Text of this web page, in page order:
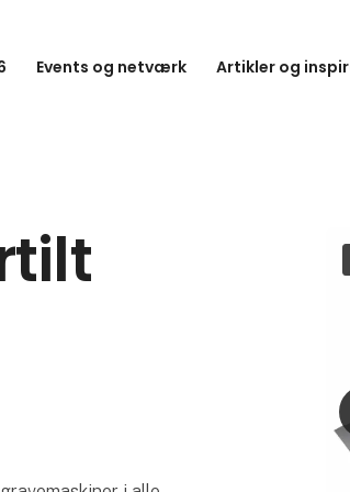
Events og netværk Artikler og